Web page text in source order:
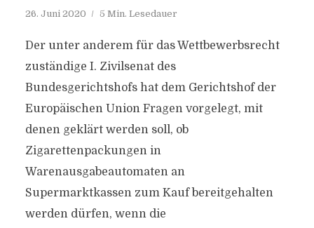
26. Juni 2020 5 Min. Lesedauer
Der unter anderem für das Wettbewerbsrecht
zuständige I. Zivilsenat des
Bundesgerichtshofs hat dem Gerichtshof der
Europäischen Union Fragen vorgelegt, mit
denen geklärt werden soll, ob
Zigarettenpackungen in
Warenausgabeautomaten an
Supermarktkassen zum Kauf bereitgehalten
werden dürfen, wenn die